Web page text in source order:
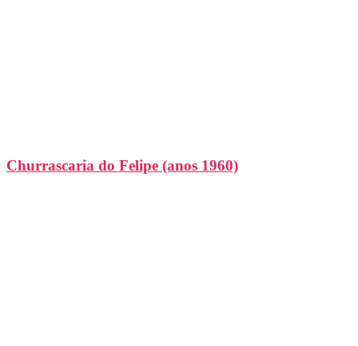
Churrascaria do Felipe (anos 1960)